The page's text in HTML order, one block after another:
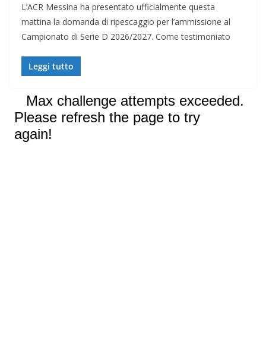
L’ACR Messina ha presentato ufficialmente questa
mattina la domanda di ripescaggio per l’ammissione al
Campionato di Serie D 2026/2027. Come testimoniato
Leggi tutto